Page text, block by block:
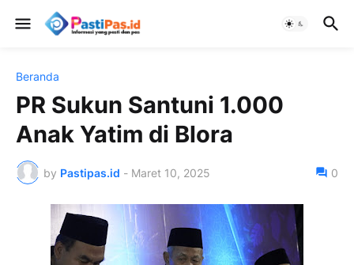
Beranda
PR Sukun Santuni 1.000
Anak Yatim di Blora
by Pastipas.id - Maret 10, 2025 0